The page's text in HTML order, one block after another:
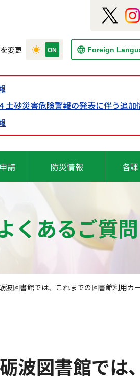
変更 Foreign
土砂災害危険警報の発表に伴う追加
請 防災情報 各
くあるご質問
波図書館では、これまでの図書館利用カ
波図書館で